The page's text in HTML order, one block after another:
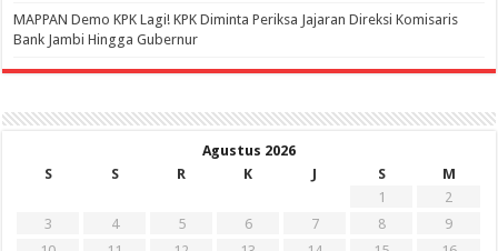
‎MAPPAN Demo KPK Lagi! KPK Diminta Periksa Jajaran Direksi Komisaris
Bank Jambi Hingga Gubernur ‎
Agustus 2026
S
S R K J S
M
1
2
3
4 5 6 7 8
9